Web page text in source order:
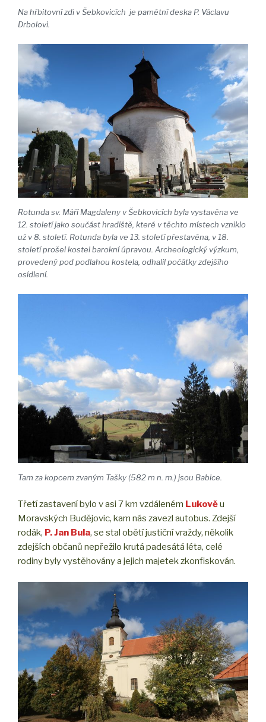
Na hřbitovní zdi v Šebkovicích je pamětní deska P. Václavu
Drbolovi.
Rotunda sv. Máří Magdaleny v Šebkovicích byla vystavěna ve
12. století jako součást hradiště, které v těchto místech vzniklo
už v 8. století. Rotunda byla ve 13. století přestavěna, v 18.
století prošel kostel barokní úpravou. Archeologický výzkum,
provedený pod podlahou kostela, odhalil počátky zdejšího
osídlení.
Tam za kopcem zvaným Tašky (582 m n. m.) jsou Babice.
Třetí zastavení bylo v asi 7 km vzdáleném Lukověu
Moravských Budějovic, kam nás zavezl autobus. Zdejší
rodák, P. Jan Bula, se stal obětí justiční vraždy, několik
zdejších občanů nepřežilo krutá padesátá léta, celé
rodiny byly vystěhovány a jejich majetek zkonfiskován.